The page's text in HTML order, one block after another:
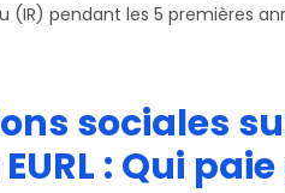
(IR) pendant les 5 premières
sociales
: Qui